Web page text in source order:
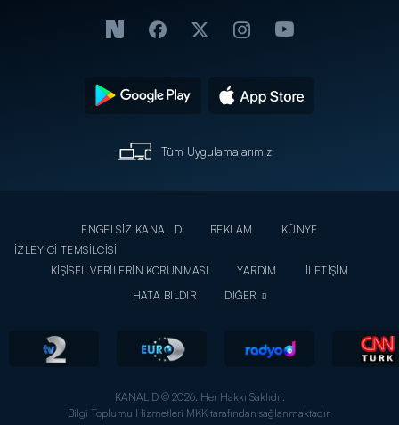
Tüm Uygulamalarımız
ENGELSİZ KANAL D REKLAM
KÜNYE
İZLEYİCİ TEMSİLCİSİ
KİŞİSEL VERİLERİN KORUNMASI
YARDIM
İLETİŞİM
HATA BİLDİR
DİĞER
KANAL D © 2026. Her Hakkı Saklıdır.
Bilgi Toplumu Hizmetleri MKK tarafından sağlanmaktadır.